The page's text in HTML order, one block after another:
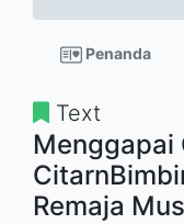
Penanda
Text
Menggapai
Remaja